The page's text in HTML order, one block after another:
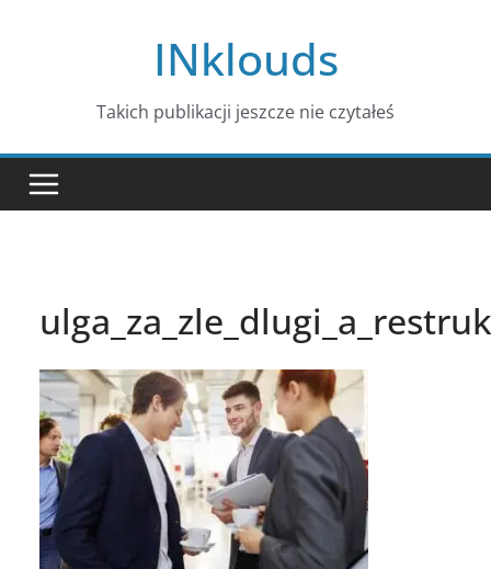
INklouds
Takich publikacji jeszcze nie czytałeś